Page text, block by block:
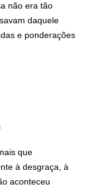
não era tão
daquele
e ponderações
que
à desgraça, à
aconteceu